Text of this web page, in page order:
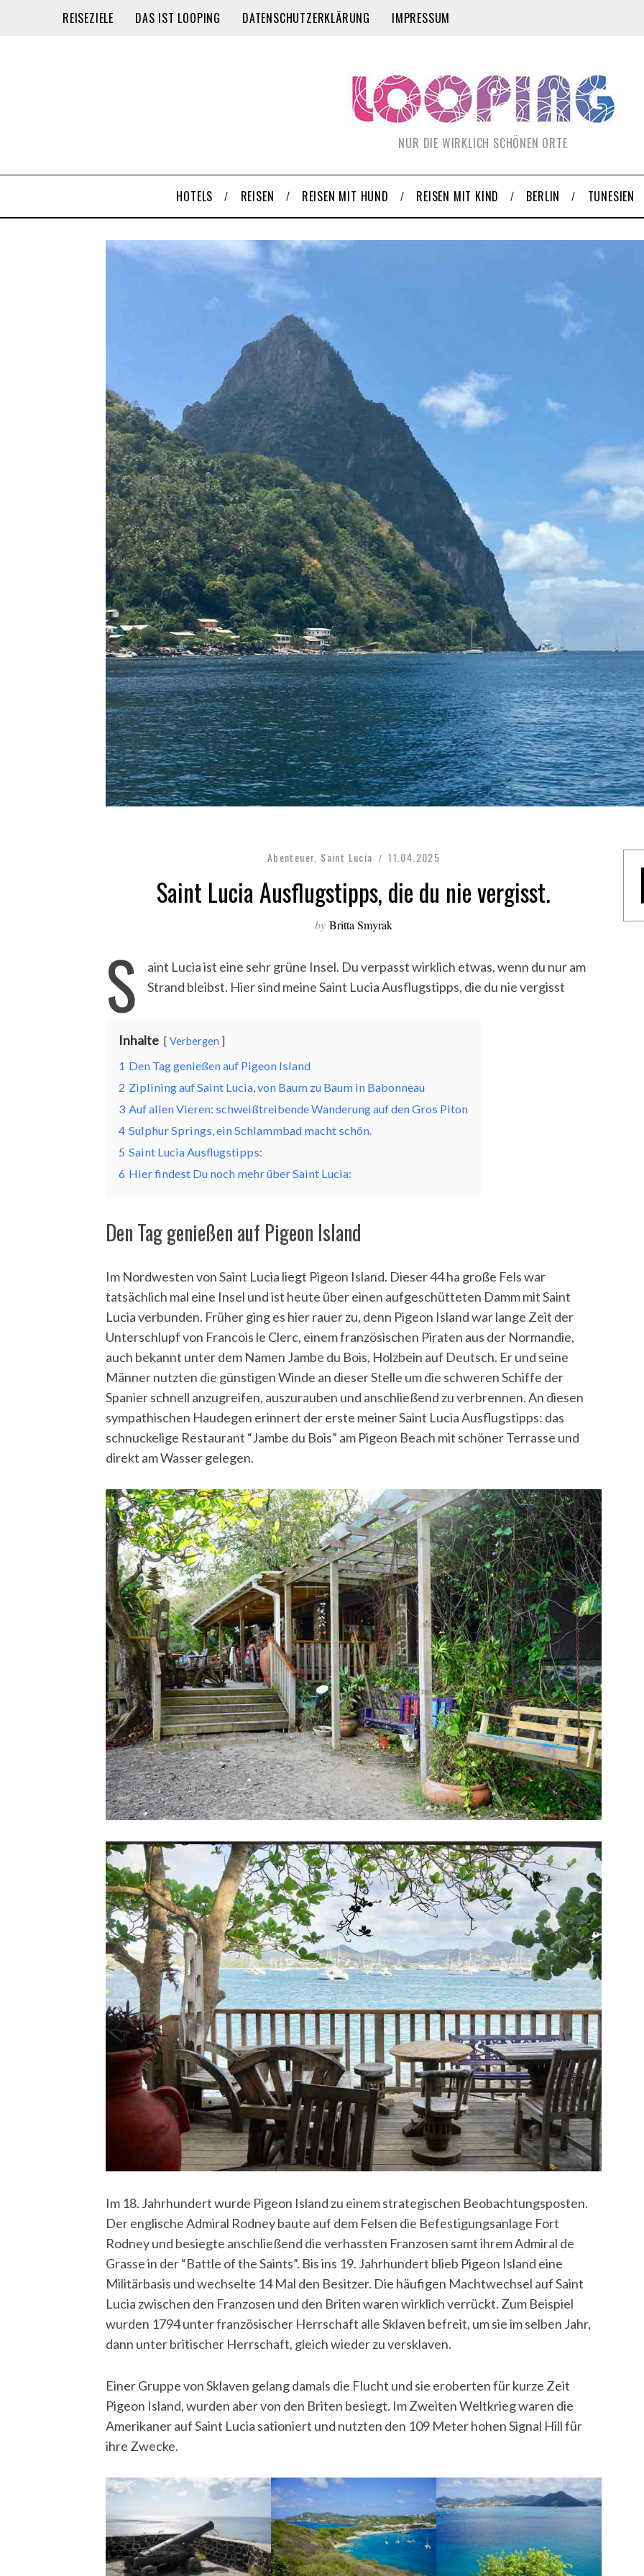
REISEZIELE DAS IST LOOPING DATENSCHUTZERKLÄRUNG IMPRESSUM
NUR DIE WIRKLICH SCHÖNEN ORTE
HOTELS REISEN REISEN MIT HUND REISEN MIT KIND BERLIN TUNESIEN
Abenteuer Saint Lucia 11.04.2025
Saint Lucia Ausflugstipps, die du nie vergisst.
by Britta Smyrak
S
aint Lucia ist eine sehr grüne Insel. Du verpasst wirklich etwas, wenn du nur am
Strand bleibst. Hier sind meine Saint Lucia Ausflugstipps, die du nie vergisst
Inhalte Verbergen
1 Den Tag genießen auf Pigeon Island
2 Ziplining auf Saint Lucia, von Baum zu Baum in Babonneau
3 Auf allen Vieren: schweißtreibende Wanderung auf den Gros Piton
4 Sulphur Springs, ein Schlammbad macht schön.
5 Saint Lucia Ausflugstipps:
6 Hier findest Du noch mehr über Saint Lucia:
Den Tag genießen auf Pigeon Island
Im Nordwesten von Saint Lucia liegt Pigeon Island. Dieser 44 ha große Fels war
tatsächlich mal eine Insel und ist heute über einen aufgeschütteten Damm mit Saint
Lucia verbunden. Früher ging es hier rauer zu, denn Pigeon Island war lange Zeit der
Unterschlupf von Francois le Clerc, einem französischen Piraten aus der Normandie,
auch bekannt unter dem Namen Jambe du Bois, Holzbein auf Deutsch. Er und seine
Männer nutzten die günstigen Winde an dieser Stelle um die schweren Schiffe der
Spanier schnell anzugreifen, auszurauben und anschließend zu verbrennen. An diesen
sympathischen Haudegen erinnert der erste meiner Saint Lucia Ausflugstipps: das
schnuckelige Restaurant “Jambe du Bois” am Pigeon Beach mit schöner Terrasse und
direkt am Wasser gelegen.
Im 18. Jahrhundert wurde Pigeon Island zu einem strategischen Beobachtungsposten.
Der englische Admiral Rodney baute auf dem Felsen die Befestigungsanlage Fort
Rodney und besiegte anschließend die verhassten Franzosen samt ihrem Admiral de
Grasse in der “Battle of the Saints”. Bis ins 19. Jahrhundert blieb Pigeon Island eine
Militärbasis und wechselte 14 Mal den Besitzer. Die häufigen Machtwechsel auf Saint
Lucia zwischen den Franzosen und den Briten waren wirklich verrückt. Zum Beispiel
wurden 1794 unter französischer Herrschaft alle Sklaven befreit, um sie im selben Jahr,
dann unter britischer Herrschaft, gleich wieder zu versklaven.
Einer Gruppe von Sklaven gelang damals die Flucht und sie eroberten für kurze Zeit
Pigeon Island, wurden aber von den Briten besiegt. Im Zweiten Weltkrieg waren die
Amerikaner auf Saint Lucia sationiert und nutzten den 109 Meter hohen Signal Hill für
ihre Zwecke.
S
e
c
h
f
r
: